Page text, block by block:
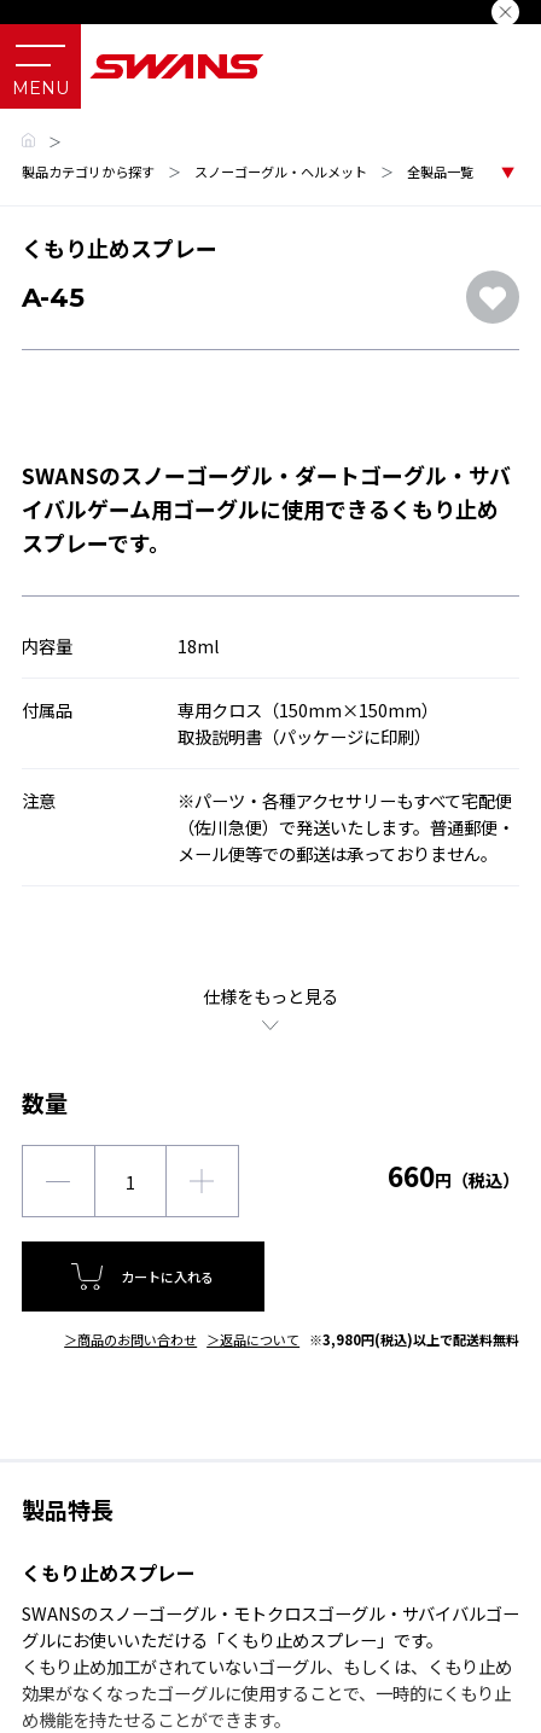
＞
製品カテゴリから探す
＞ スノーゴーグル・ヘルメット ＞ 全製品一覧
くもり止めスプレー
A-45
SWANSのスノーゴーグル・ダートゴーグル・サバ
イバルゲーム用ゴーグルに使用できるくもり止め
スプレーです。
内容量 18ml
付属品
専用クロス（150mm×150mm）
取扱説明書（パッケージに印刷）
注意
※パーツ・各種アクセサリーもすべて宅配便
（佐川急便）で発送いたします。普通郵便・
メール便等での郵送は承っておりません。
仕様をもっと見る
数量
660円（税込）
カートに入れる
＞商品のお問い合わせ ＞返品について ※3,980円(税込)以上で配送料無料
製品特長
くもり止めスプレー
SWANSのスノーゴーグル・モトクロスゴーグル・サバイバルゴー
グルにお使いいただける「くもり止めスプレー」です。
くもり止め加工がされていないゴーグル、もしくは、くもり止め
効果がなくなったゴーグルに使用することで、一時的にくもり止
め機能を持たせることができます。